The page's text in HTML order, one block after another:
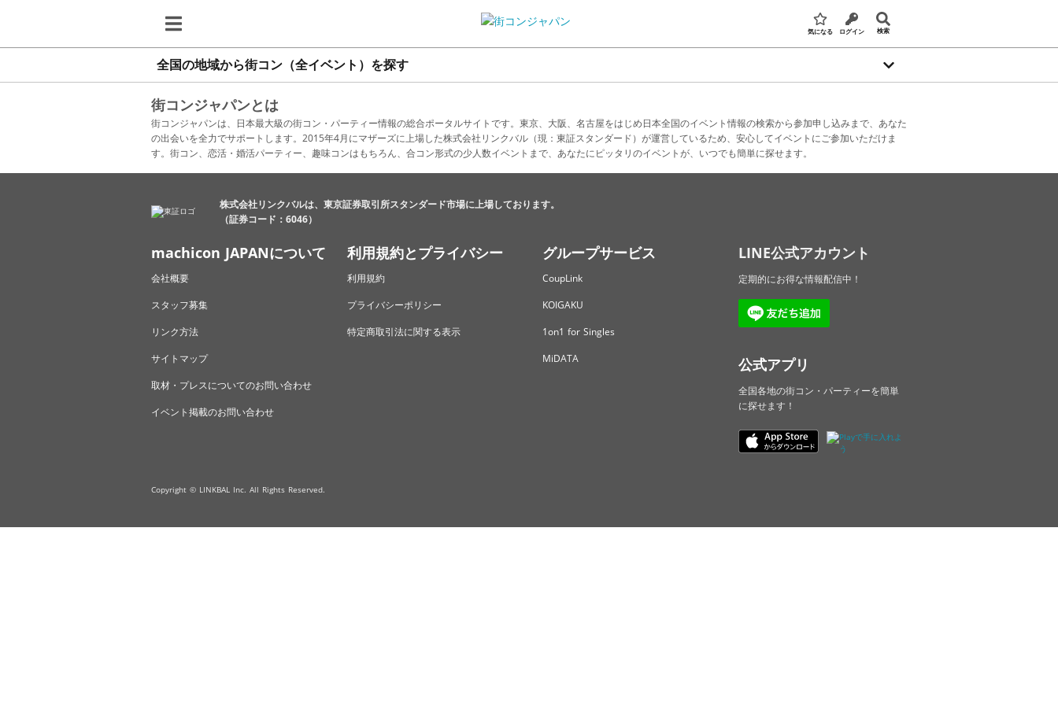
気になる ログイン 検索
全国の地域から街コン（全イベント）を探す
街コンジャパンとは
街コンジャパンは、日本最大級の街コン・パーティー情報の総合ポータルサイトです。東京、大阪、名古屋をはじめ日本全国のイベント情報の検索から参加申し込みまで、あなた
の出会いを全力でサポートします。2015年4月にマザーズに上場した株式会社リンクバル（現：東証スタンダード）が運営しているため、安心してイベントにご参加いただけま
す。街コン、恋活・婚活パーティー、趣味コンはもちろん、合コン形式の少人数イベントまで、あなたにピッタリのイベントが、いつでも簡単に探せます。
株式会社リンクバルは、東京証券取引所スタンダード市場に上場しております。
（証券コード：6046）
machicon JAPANについて
会社概要
スタッフ募集
リンク方法
サイトマップ
取材・プレスについてのお問い合わせ
イベント掲載のお問い合わせ
利用規約とプライバシー
利用規約
プライバシーポリシー
特定商取引法に関する表示
グループサービス
CoupLink
KOIGAKU
1on1 for Singles
MiDATA
LINE公式アカウント
定期的にお得な情報配信中！
公式アプリ
全国各地の街コン・パーティーを簡単
に探せます！
Copyright © LINKBAL Inc. All Rights Reserved.